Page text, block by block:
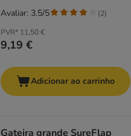
PVR* 11,50 €
9,19 €
Avaliar: 3.5/5 (2)
Adicionar ao carrinho
Gateira grande SureFlap